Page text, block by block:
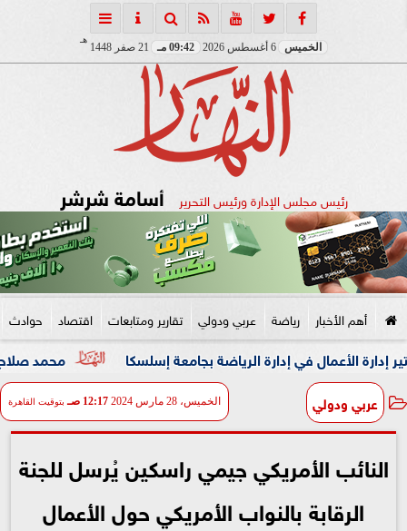
الخميس 09:42 مـ 21 صفر 1448
هـ
رئيس مجلس الإدارة ورئيس التحرير أسامة شرشر
أهم الأخبار رياضة عربي ودولي تقارير ومتابعات اقتصاد حوادث
محمد صلاح: لم أتوقع في إدارة الرياضة بجامعة إسلسكا
عربي ودولي الخميس، 28 مارس 2024 12:17 صـ بتوقيت القاهرة
النائب الأمريكي جيمي راسكين يُرسل للجنة
الرقابة بالنواب الأمريكي حول الأعمال